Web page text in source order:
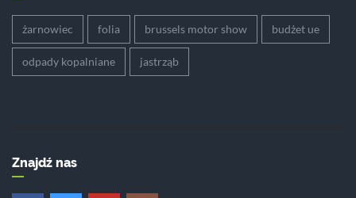
żarnowiec folia brussels motor show budżet ue
odpady kopalniane jastrząb
Znajdź nas